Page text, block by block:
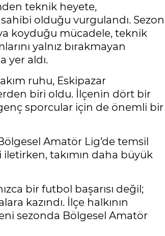
teknik heyete,
olduğu vurgulandı. Sezon
koyduğu mücadele, teknik
yalnız bırakmayan
yer aldı.
ruhu, Eskipazar
biri oldu. İlçenin dört bir
sporcular için de önemli bir
Amatör Lig’de temsil
takımın daha büyük
bir futbol başarısı değil;
kazındı. İlçe halkının
sezonda Bölgesel Amatör